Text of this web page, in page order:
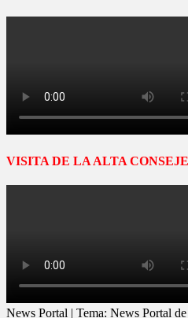
VISITA DE LA ALTA
News Portal | Tema: News Portal de